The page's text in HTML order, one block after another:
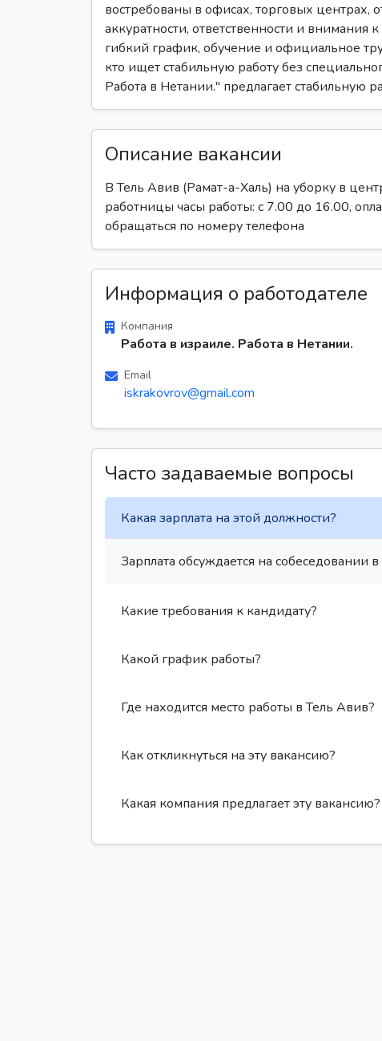
востребованы в офисах, торговых центрах,
аккуратности, ответственности и
гибкий график, обучение и официальное
кто ищет стабильную работу без
Работа в Нетании." предлагает стабильную
Описание вакансии
В Тель Авив (Рамат-а-Халь) на уборку в
работницы часы работы: с 7.00 до 16.00,
обращаться по номеру телефона
Информация о работодателе
Компания
Работа в израиле. Работа в Нетании.
Email
iskrakovrov@gmail.com
Часто задаваемые вопросы
Какая зарплата на этой должности?
Зарплата обсуждается на собеседовании
Какие требования к кандидату?
Какой график работы?
Где находится место работы в Тель Авив?
Как откликнуться на эту вакансию?
Какая компания предлагает эту вакансию?